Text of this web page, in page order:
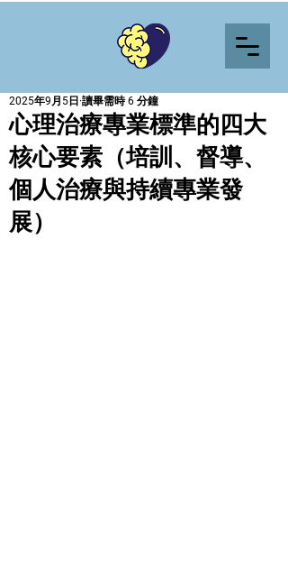
心理治療專業標準的四大
核心要素（培訓、督導、
個人治療與持續專業發
展）
2025年9月5日 讀畢需時 6 分鐘